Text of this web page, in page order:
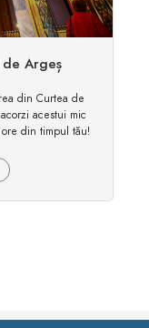
Argeș
din Curtea de
acestui mic
din timpul tău!